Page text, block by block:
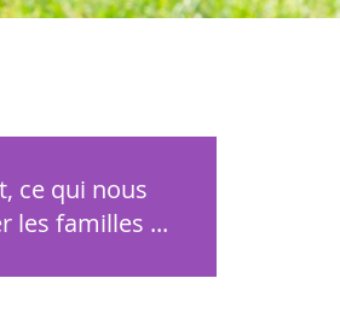
ce qui nous
les familles ...